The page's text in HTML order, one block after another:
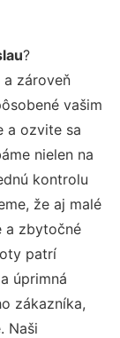
?
a zároveň
vašim
a ozvite sa
nielen na
kontrolu
že aj malé
a zbytočné
patrí
úprimná
zákazníka,
Naši